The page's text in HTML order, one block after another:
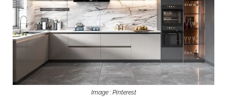
Image : Pinterest